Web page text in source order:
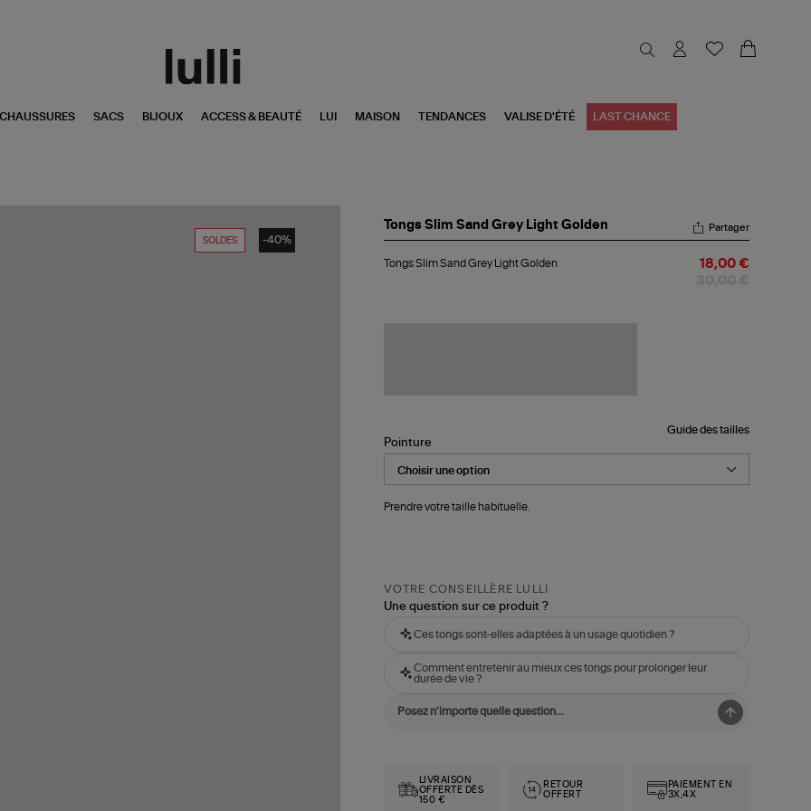
CHAUSSURES SACS BIJOUX ACCESS & BEAUTÉ LUI MAISON TENDANCES VALISE D'ÉTÉ LAST CHANCE
SOLDES -40%
Tongs Slim Sand Grey Light Golden Partager
Tongs Slim Sand Grey Light Golden 18,00 €
Guide des tailles
Pointure
Prendre votre taille habituelle.
VOTRE CONSEILLÈRE LULLI
Une question sur ce produit ?
Ces tongs sont-elles adaptées à un usage quotidien ?
Comment entretenir au mieux ces tongs pour prolonger leur
durée de vie ?
LIVRAISON
OFFERTE DÈS
150 €
RETOUR
OFFERT
PAIEMENT EN
3X,4X